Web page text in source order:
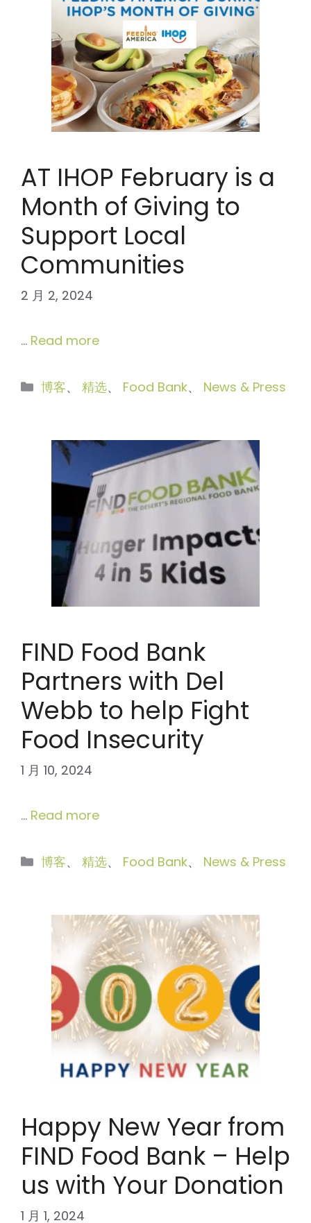
AT IHOP February is a
Month of Giving to
Support Local
Communities
2 月 2, 2024
… Read more
分
博客、 精选、 Food Bank、 News & Press
FIND Food Bank
Partners with Del
Webb to help Fight
Food Insecurity
1 月 10, 2024
… Read more
分
博客、 精选、 Food Bank、 News & Press
Happy New Year from
FIND Food Bank – Help
us with Your Donation
1 月 1, 2024